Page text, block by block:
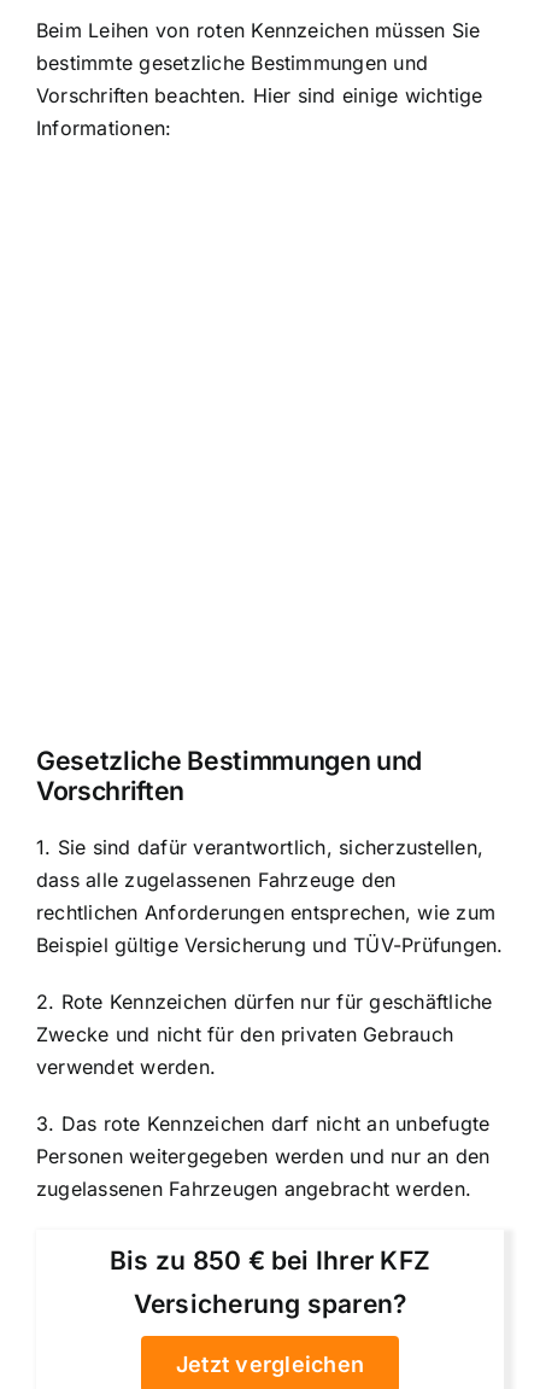
Beim Leihen von roten Kennzeichen müssen Sie
bestimmte gesetzliche Bestimmungen und
Vorschriften beachten. Hier sind einige wichtige
Informationen:
Gesetzliche Bestimmungen und
Vorschriften
1. Sie sind dafür verantwortlich, sicherzustellen,
dass alle zugelassenen Fahrzeuge den
rechtlichen Anforderungen entsprechen, wie zum
Beispiel gültige Versicherung und TÜV-Prüfungen.
2. Rote Kennzeichen dürfen nur für geschäftliche
Zwecke und nicht für den privaten Gebrauch
verwendet werden.
3. Das rote Kennzeichen darf nicht an unbefugte
Personen weitergegeben werden und nur an den
zugelassenen Fahrzeugen angebracht werden.
Bis zu 850 € bei Ihrer KFZ
Versicherung sparen?
Jetzt vergleichen